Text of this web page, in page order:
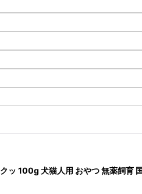
ッ 100g 犬猫人用 おやつ 無薬飼育